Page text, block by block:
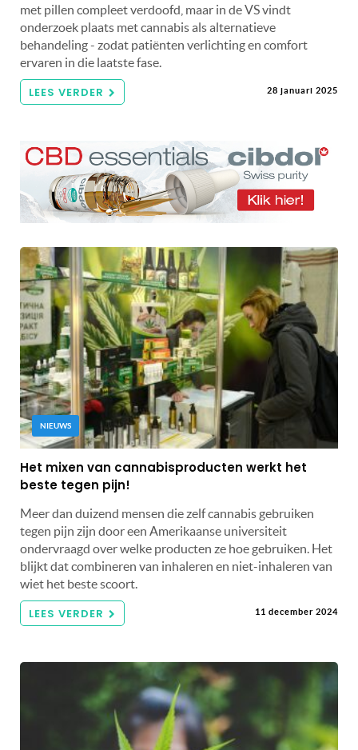
met pillen compleet verdoofd, maar in de VS vindt
onderzoek plaats met cannabis als alternatieve
behandeling - zodat patiënten verlichting en comfort
ervaren in die laatste fase.
LEES VERDER 28 januari 2025
NIEUWS
Het mixen van cannabisproducten werkt het
beste tegen pijn!
Meer dan duizend mensen die zelf cannabis gebruiken
tegen pijn zijn door een Amerikaanse universiteit
ondervraagd over welke producten ze hoe gebruiken. Het
blijkt dat combineren van inhaleren en niet-inhaleren van
wiet het beste scoort.
LEES VERDER 11 december 2024